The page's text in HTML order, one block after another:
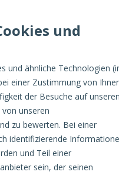
und
und ähnliche Technologien
einer Zustimmung von
der Besuche auf
unseren
zu bewerten. Bei einer
identifizierende
und Teil einer
sein, der seinen